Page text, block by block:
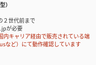
）
２世代前まで
が必要
キャリア経由で販売されている端
など）にて動作確認しています